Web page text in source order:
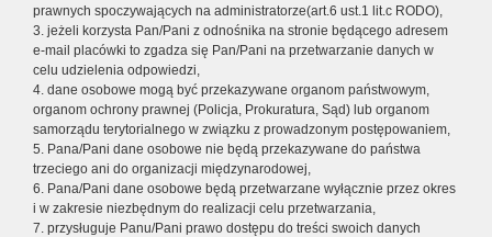
prawnych spoczywających na administratorze(art.6 ust.1 lit.c RODO),
3. jeżeli korzysta Pan/Pani z odnośnika na stronie będącego adresem
e-mail placówki to zgadza się Pan/Pani na przetwarzanie danych w
celu udzielenia odpowiedzi,
4. dane osobowe mogą być przekazywane organom państwowym,
organom ochrony prawnej (Policja, Prokuratura, Sąd) lub organom
samorządu terytorialnego w związku z prowadzonym postępowaniem,
5. Pana/Pani dane osobowe nie będą przekazywane do państwa
trzeciego ani do organizacji międzynarodowej,
6. Pana/Pani dane osobowe będą przetwarzane wyłącznie przez okres
i w zakresie niezbędnym do realizacji celu przetwarzania,
7. przysługuje Panu/Pani prawo dostępu do treści swoich danych